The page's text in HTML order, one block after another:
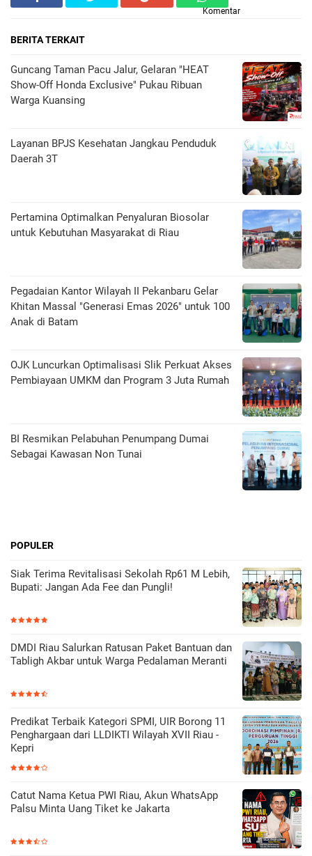
Komentar
BERITA TERKAIT
Guncang Taman Pacu Jalur, Gelaran "HEAT
Show-Off Honda Exclusive" Pukau Ribuan
Warga Kuansing
Layanan BPJS Kesehatan Jangkau Penduduk
Daerah 3T
Pertamina Optimalkan Penyaluran Biosolar
untuk Kebutuhan Masyarakat di Riau
Pegadaian Kantor Wilayah II Pekanbaru Gelar
Khitan Massal "Generasi Emas 2026" untuk 100
Anak di Batam
OJK Luncurkan Optimalisasi Slik Perkuat Akses
Pembiayaan UMKM dan Program 3 Juta Rumah
BI Resmikan Pelabuhan Penumpang Dumai
Sebagai Kawasan Non Tunai
POPULER
Siak Terima Revitalisasi Sekolah Rp61 M Lebih,
Bupati: Jangan Ada Fee dan Pungli!
DMDI Riau Salurkan Ratusan Paket Bantuan dan
Tabligh Akbar untuk Warga Pedalaman Meranti
Predikat Terbaik Kategori SPMI, UIR Borong 11
Penghargaan dari LLDIKTI Wilayah XVII Riau -
Kepri
Catut Nama Ketua PWI Riau, Akun WhatsApp
Palsu Minta Uang Tiket ke Jakarta